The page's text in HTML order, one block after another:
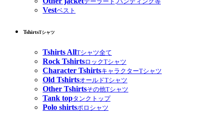
Vestベスト
TshirtsTシャツ
Tshirts AllTシャツ全て
Rock TshirtsロックTシャツ
Character TshirtsキャラクターTシャツ
Old TshirtsオールドTシャツ
Other Tshirtsその他Tシャツ
Tank topタンクトップ
Polo shirtsポロシャツ